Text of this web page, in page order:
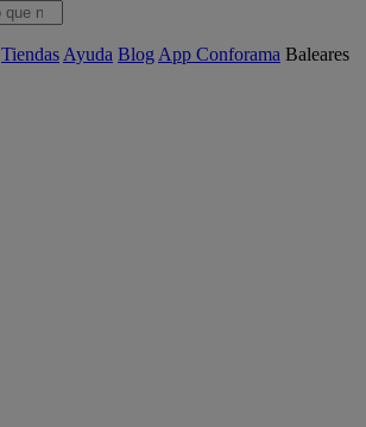
Tiendas Ayuda Blog App Conforama Baleares